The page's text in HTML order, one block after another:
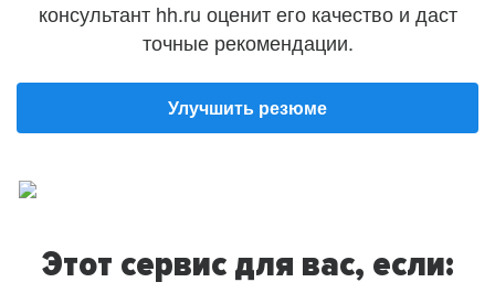
консультант hh.ru оценит его качество и даст
точные рекомендации.
Улучшить резюме
Этот сервис для вас, если: